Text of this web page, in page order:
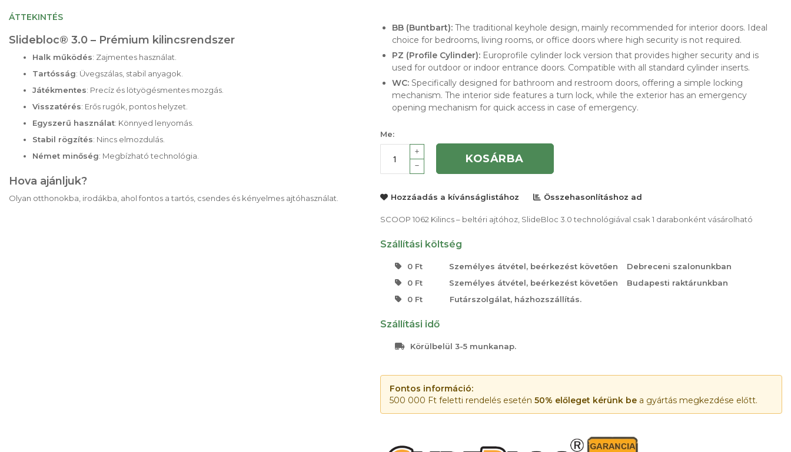
BB (Buntbart):The traditional keyhole design, mainly recommended for interior doors. Ideal
choice for bedrooms, living rooms, or office doors where high security is not required.
PZ (Profile Cylinder):Europrofile cylinder lock version that provides higher security and is
used for outdoor or indoor entrance doors. Compatible with all standard cylinder inserts.
WC:Specifically designed for bathroom and restroom doors, offering a simple locking
mechanism. The interior side features a turn lock, while the exterior has an emergency
opening mechanism for quick access in case of emergency.
Me:
KOSÁRBA
Hozzáadás a kívánságlistához Összehasonlításhoz ad
SCOOP 1062 Kilincs – beltéri ajtóhoz, SlideBloc 3.0 technológiával csak 1 darabonként vásárolható
Szállítási költség
0 Ft Személyes átvétel, beérkezést követően
Debreceni szalonunkban
0 Ft
Személyes átvétel, beérkezést követően
Budapesti raktárunkban
0 Ft
Futárszolgálat, házhozszállítás.
Szállítási idő
Körülbelül 3-5 munkanap.
Fontos információ:
500 000 Ft feletti rendelés esetén 50% előleget kérünk bea gyártás megkezdése előtt.
képgaléria
ÁTTEKINTÉS
Slidebloc® 3.0 – Prémium kilincsrendszer
Halk működés: Zajmentes használat.
Tartósság: Üvegszálas, stabil anyagok.
Játékmentes: Precíz és lötyögésmentes mozgás.
Visszatérés: Erős rugók, pontos helyzet.
Egyszerű használat: Könnyed lenyomás.
Stabil rögzítés: Nincs elmozdulás.
Német minőség: Megbízható technológia.
Hova ajánljuk?
Olyan otthonokba, irodákba, ahol fontos a tartós, csendes és kényelmes ajtóhasználat.